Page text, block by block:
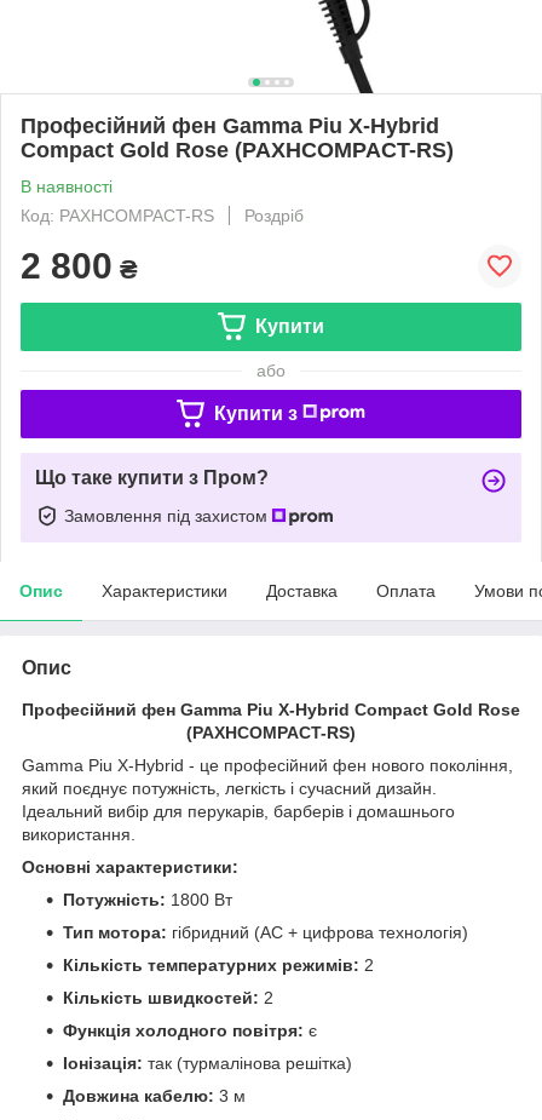
Професійний фен Gamma Piu X-Hybrid
Compact Gold Rose (PAXHCOMPACT-RS)
В наявності
Код: PAXHCOMPACT-RS
Роздріб
2 800 ₴
Купити
або
Купити з
Що таке купити з Пром?
Замовлення під захистом
Опис Характеристики Доставка Оплата Умови
Опис
Професійний фен Gamma Piu X-Hybrid Compact Gold Rose
(PAXHCOMPACT-RS)
Gamma Piu X-Hybrid - це професійний фен нового покоління,
який поєднує потужність, легкість і сучасний дизайн.
Ідеальний вибір для перукарів, барберів і домашнього
використання.
Основні характеристики:
Потужність: 1800 Вт
Тип мотора: гібридний (AC + цифрова технологія)
Кількість температурних режимів: 2
Кількість швидкостей: 2
Функція холодного повітря: є
Іонізація: так (турмалінова решітка)
Довжина кабелю: 3 м